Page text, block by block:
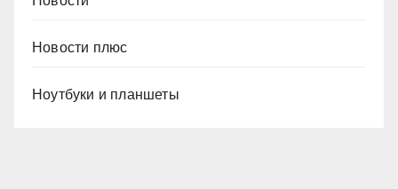
Новости плюс
Ноутбуки и планшеты